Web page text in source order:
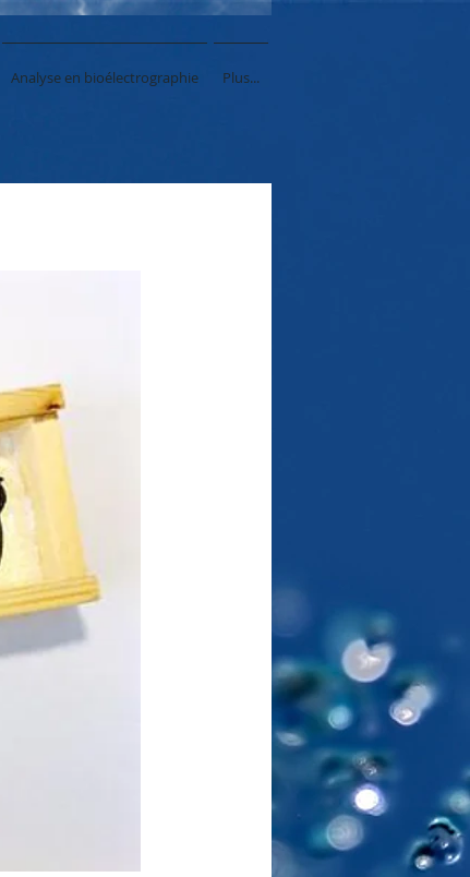
Analyse en bioélectrographie Plus...